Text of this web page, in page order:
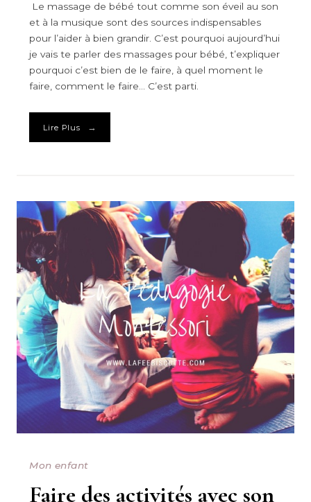
Le massage de bébé tout comme son éveil au son
et à la musique sont des sources indispensables
pour l’aider à bien grandir. C’est pourquoi aujourd’hui
je vais te parler des massages pour bébé, t’expliquer
pourquoi c’est bien de le faire, à quel moment le
faire, comment le faire… C’est parti.
Lire Plus →
Mon enfant
Faire des activités avec son